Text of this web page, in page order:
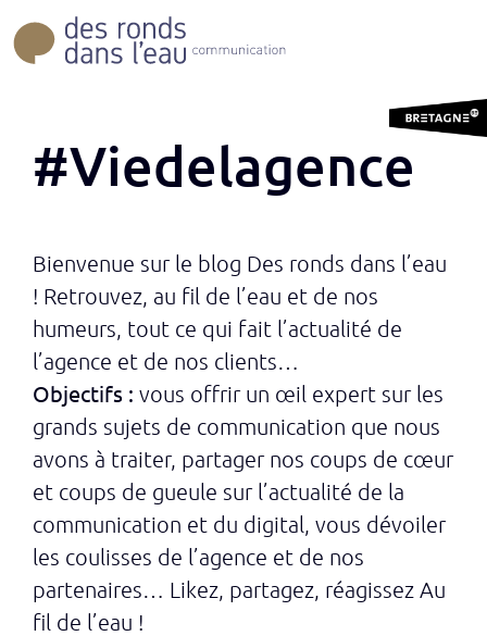
#Viedelagence
Bienvenue sur le blog Des ronds dans l’eau
! Retrouvez, au fil de l’eau et de nos
humeurs, tout ce qui fait l’actualité de
l’agence et de nos clients…
Objectifs : vous offrir un œil expert sur les
grands sujets de communication que nous
avons à traiter, partager nos coups de cœur
et coups de gueule sur l’actualité de la
communication et du digital, vous dévoiler
les coulisses de l’agence et de nos
partenaires… Likez, partagez, réagissez Au
fil de l’eau !